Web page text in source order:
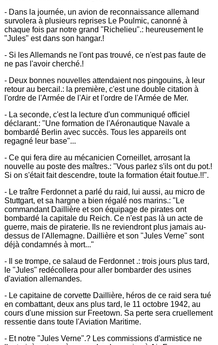
- Dans la journée, un avion de reconnaissance allemand
survolera à plusieurs reprises Le Poulmic, canonné à
chaque fois par notre grand "Richelieu".: heureusement le
"Jules" est dans son hangar.!
- Si les Allemands ne l'ont pas trouvé, ce n'est pas faute de
ne pas l'avoir cherché.!
- Deux bonnes nouvelles attendaient nos pingouins, à leur
retour au bercail.: la première, c'est une double citation à
l'ordre de l'Armée de l'Air et l'ordre de l'Armée de Mer.
- La seconde, c'est la lecture d'un communiqué officiel
déclarant.: "Une formation de l'Aéronautique Navale a
bombardé Berlin avec succès. Tous les appareils ont
regagné leur base"...
- Ce qui fera dire au mécanicien Corneillet, arrosant la
nouvelle au poste des maîtres.: "Vous parlez s'ils ont du pot.!
Si on s'était fait descendre, toute la formation était foutue.!!".
- Le traître Ferdonnet a parlé du raid, lui aussi, au micro de
Stuttgart, et sa hargne a bien régalé nos marins.: "Le
commandant Daillière et son équipage de pirates ont
bombardé la capitale du Reich. Ce n'est pas là un acte de
guerre, mais de piraterie. Ils ne reviendront plus jamais au-
dessus de l'Allemagne. Daillière et son "Jules Verne" sont
déjà condamnés à mort..."
- Il se trompe, ce salaud de Ferdonnet .: trois jours plus tard,
le "Jules" redécollera pour aller bombarder des usines
d'aviation allemandes.
- Le capitaine de corvette Daillière, héros de ce raid sera tué
en combattant, deux ans plus tard, le 11 octobre 1942, au
cours d'une mission sur Freetown. Sa perte sera cruellement
ressentie dans toute l'Aviation Maritime.
- Et notre "Jules Verne".? Les commissions d'armistice ne